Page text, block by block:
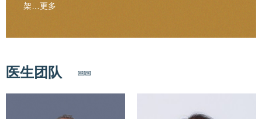
架… 更多
医生团队